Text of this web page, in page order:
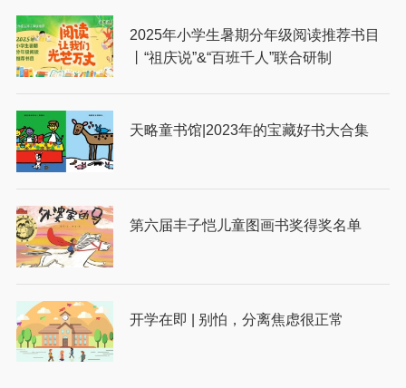
2025年小学生暑期分年级阅读推荐书目
丨“祖庆说”&“百班千人”联合研制
天略童书馆|2023年的宝藏好书大合集
第六届丰子恺儿童图画书奖得奖名单
开学在即 | 别怕，分离焦虑很正常